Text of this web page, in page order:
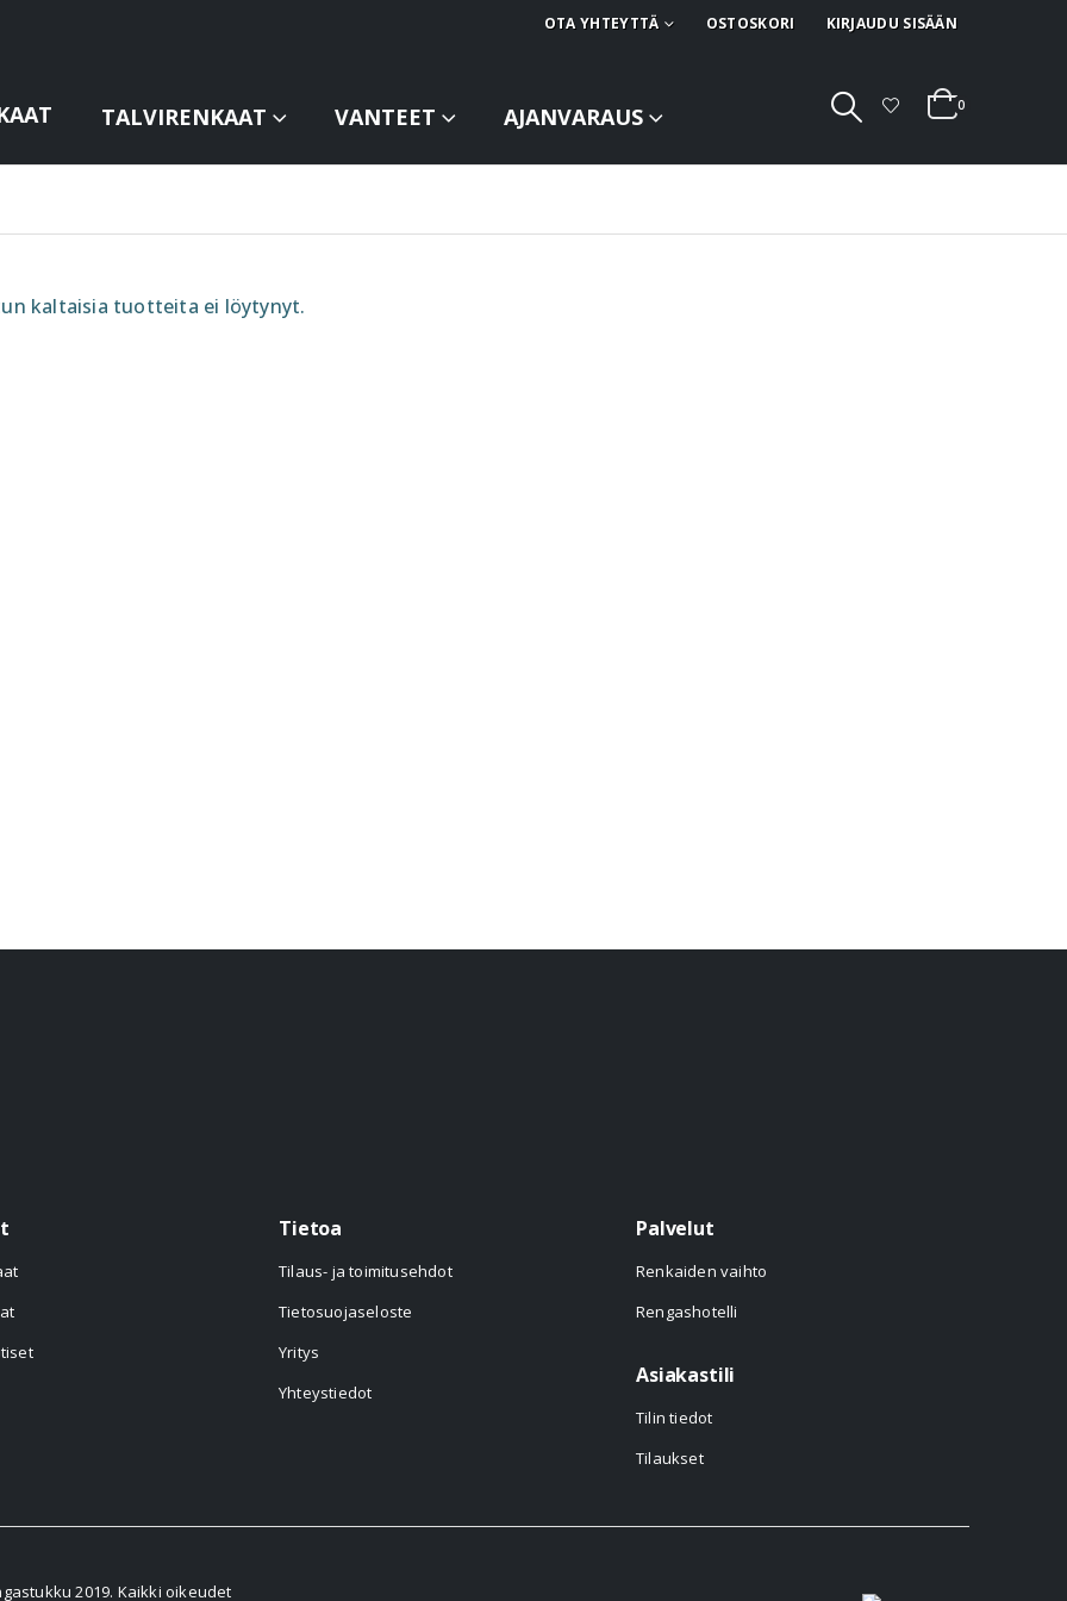
OTA YHTEYTTÄ OSTOSKORI KIRJAUDU SISÄÄN
TALVIRENKAAT VANTEET AJANVARAUS 0
kaltaisia tuotteita ei löytynyt.
Tietoa
Tilaus- ja toimitusehdot
Tietosuojaseloste
Yritys
Yhteystiedot
Palvelut
Renkaiden vaihto
Rengashotelli
Asiakastili
Tilin tiedot
Tilaukset
2019. Kaikki oikeudet